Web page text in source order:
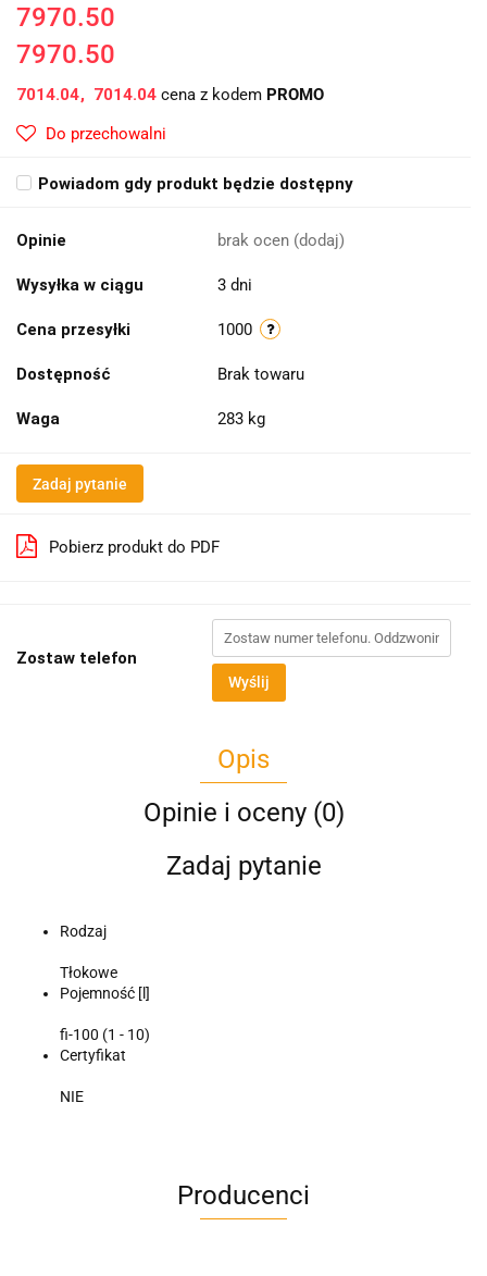
7970.50
7970.50
7014.04 7014.04 cena z kodem PROMO
Do przechowalni
Powiadom gdy produkt będzie dostępny
Opinie brak ocen (dodaj)
Wysyłka w ciągu 3 dni
Cena przesyłki 1000
Dostępność Brak towaru
Waga 283 kg
Zadaj pytanie
Pobierz produkt do PDF
Zostaw telefon
Wyślij
Opis
Opinie i oceny (0)
Zadaj pytanie
Rodzaj
Tłokowe
Pojemność [l]
fi-100 (1 - 10)
Certyfikat
NIE
Producenci